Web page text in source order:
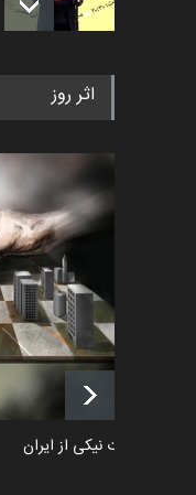
اثر روز
طراوت نیکی از ایران